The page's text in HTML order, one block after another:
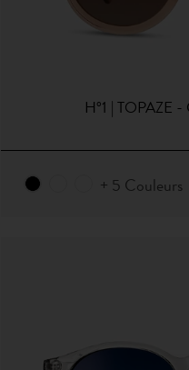
H°1 | TOPAZE
+ 5 Couleurs